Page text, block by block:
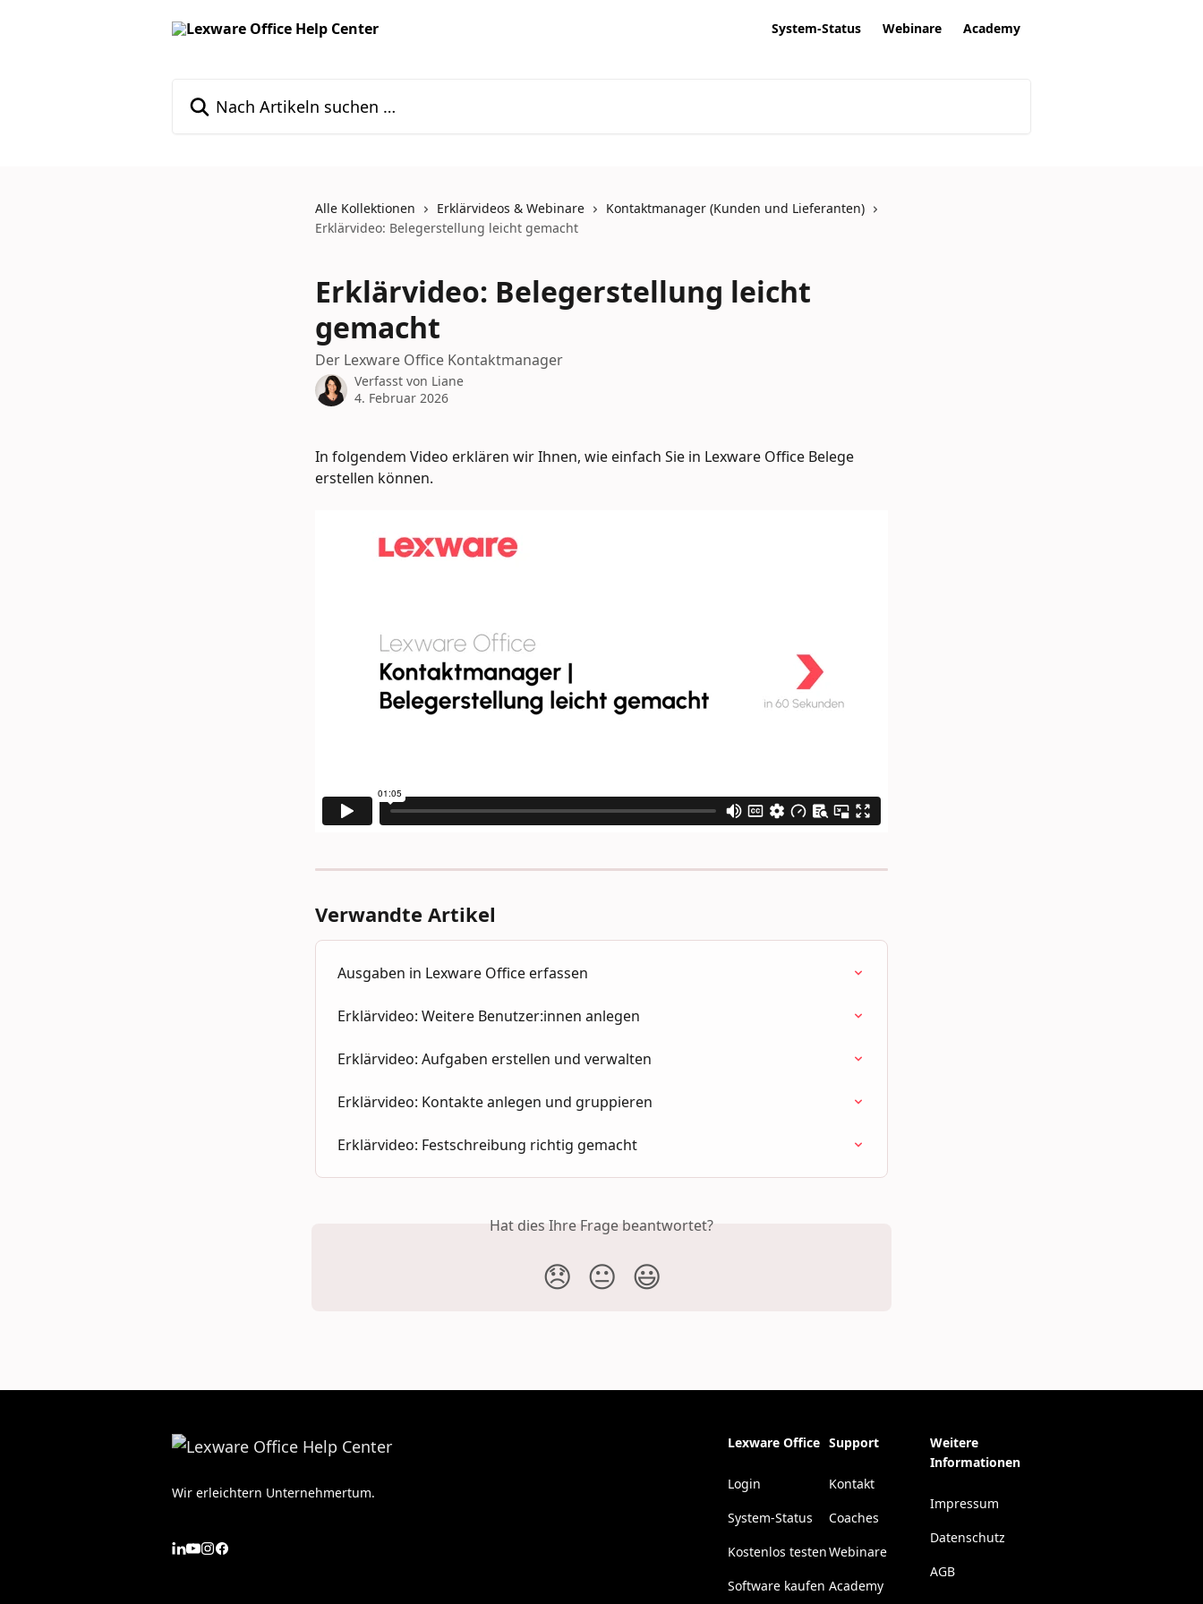
System-Status Webinare Academy
Alle Kollektionen Erklärvideos & Webinare
Kontaktmanager (Kunden und Lieferanten)
Erklärvideo: Belegerstellung leicht gemacht
Erklärvideo: Belegerstellung leicht
gemacht
Der Lexware Office Kontaktmanager
Verfasst von Liane
4. Februar 2026
In folgendem Video erklären wir Ihnen, wie einfach Sie in Lexware Office Belege
erstellen können.
Verwandte Artikel
Ausgaben in Lexware Office erfassen
Erklärvideo: Weitere Benutzer:innen anlegen
Erklärvideo: Aufgaben erstellen und verwalten
Erklärvideo: Kontakte anlegen und gruppieren
Erklärvideo: Festschreibung richtig gemacht
Hat dies Ihre Frage beantwortet?
😞 😐 😃
Wir erleichtern Unternehmertum.
Lexware Office
Login
System-Status
Kostenlos testen
Software kaufen
Support
Kontakt
Coaches
Webinare
Academy
Weitere
Informationen
Impressum
Datenschutz
AGB